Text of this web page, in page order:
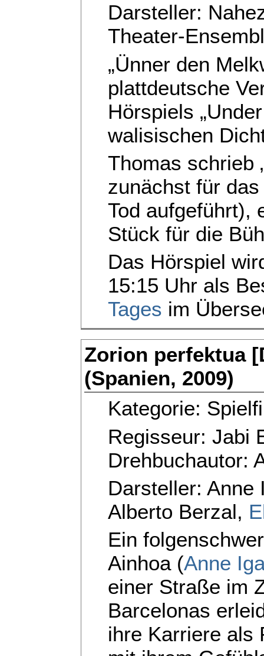
Darsteller:
Theater-
„Ünner den
plattdeutsche
Hörspiels
walisischen
Thomas schrieb
zunächst für
Tod aufgeführt),
Stück für die
Das Hörspiel
15:15 Uhr als
Tages im
Zorion perfektua
(Spanien, 2009)
Kategorie:
Regisseur: Jabi
Drehbuchautor:
Darsteller: Anne
Alberto Berzal,
Ein
Ainhoa (Anne
einer Straße im
Barcelonas
ihre Karriere als